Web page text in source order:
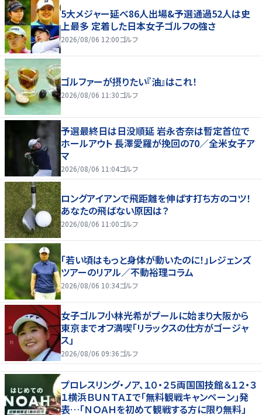
5大メジャー延べ86人出場&予選通過52人は史
上最多 定着した日本女子ゴルフの強さ
2026/08/06 12:00ゴルフ
ゴルファーが摂りたい『油』はこれ！
2026/08/06 11:30ゴルフ
予選最終日は日没順延 岩永杏奈は暫定首位で
ホールアウト 長澤愛羅が挽回の70／全米女子ア
マ
2026/08/06 11:04ゴルフ
ロングアイアンで飛距離を伸ばす打ち方のコツ！
あなたの飛ばない原因は？
2026/08/06 11:00ゴルフ
「若い頃はもっと身体が動いたのに！」レジェンズ
ツアーのリアル／不動裕理コラム
2026/08/06 10:34ゴルフ
女子ゴルフ小林光希がプールに始まり大阪から
東京までオフ満喫「リラックスの仕方がゴージャ
ス」
2026/08/06 09:36ゴルフ
プロレスリング・ノア、１０・２５両国国技館＆１２・３
１横浜ＢＵＮＴＡＩで「無料観戦キャンペーン」発
表…「ＮＯＡＨを初めて観戦する方に限り無料」